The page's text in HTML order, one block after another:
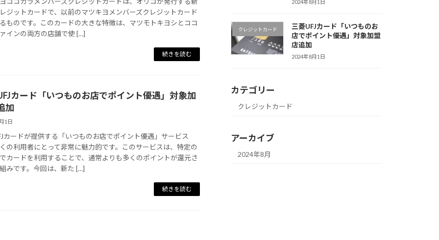
ジットカードで、以前のマツキヨメンバーズクレジットカード
ものです。このカードの大きな特徴は、マツモトキヨシとココ
インの両方の店舗で使 […]
続きを読む
カード「いつものお店でポイント優遇」対象加
加
1日
カードが提供する「いつものお店でポイント優遇」サービス
の利用者にとって非常に魅力的です。このサービスは、特定の
カードを利用することで、通常よりも多くのポイントが還元さ
みです。今回は、新た […]
続きを読む
2024年8月1日
クレジットカード
三菱UFJカード「いつものお
店でポイント優遇」対象加盟
店追加
2024年8月1日
カテゴリー
クレジットカード
アーカイブ
2024年8月